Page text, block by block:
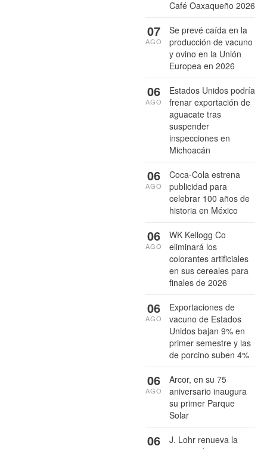
Café Oaxaqueño 2026
Se prevé caída en la
producción de vacuno
y ovino en la Unión
Europea en 2026
07
AGO
Estados Unidos podría
frenar exportación de
aguacate tras
suspender
inspecciones en
Michoacán
06
AGO
Coca-Cola estrena
publicidad para
celebrar 100 años de
historia en México
06
AGO
WK Kellogg Co
eliminará los
colorantes artificiales
en sus cereales para
finales de 2026
06
AGO
Exportaciones de
vacuno de Estados
Unidos bajan 9% en
primer semestre y las
de porcino suben 4%
06
AGO
Arcor, en su 75
aniversario inaugura
su primer Parque
Solar
06
AGO
J. Lohr renueva la
06